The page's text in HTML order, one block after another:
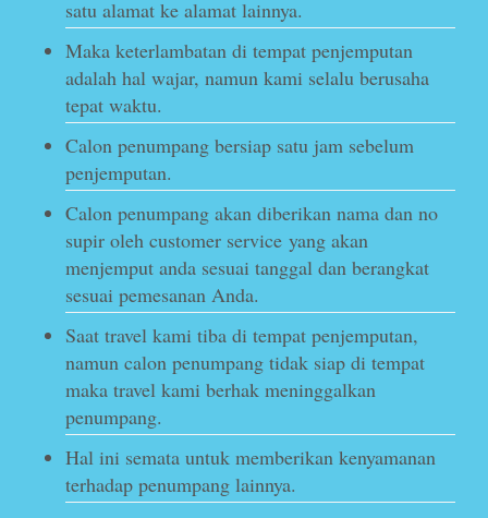
satu alamat ke alamat lainnya.
Maka keterlambatan di tempat penjemputan
adalah hal wajar, namun kami selalu berusaha
tepat waktu.
Calon penumpang bersiap satu jam sebelum
penjemputan.
Calon penumpang akan diberikan nama dan no
supir oleh customer service yang akan
menjemput anda sesuai tanggal dan berangkat
sesuai pemesanan Anda.
Saat travel kami tiba di tempat penjemputan,
namun calon penumpang tidak siap di tempat
maka travel kami berhak meninggalkan
penumpang.
Hal ini semata untuk memberikan kenyamanan
terhadap penumpang lainnya.